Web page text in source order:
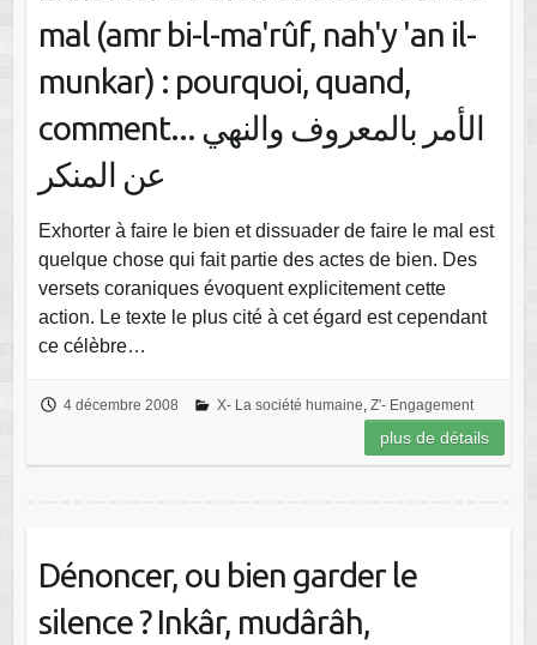
mal (amr bi-l-ma'rûf, nah'y 'an il-
munkar) : pourquoi, quand,
comment... الأمر بالمعروف والنهي
عن المنكر
Exhorter à faire le bien et dissuader de faire le mal est
quelque chose qui fait partie des actes de bien. Des
versets coraniques évoquent explicitement cette
action. Le texte le plus cité à cet égard est cependant
ce célèbre…
4 décembre 2008 X- La société humaine, Z'- Engagement
plus de détails
Dénoncer, ou bien garder le
silence ? Inkâr, mudârâh,